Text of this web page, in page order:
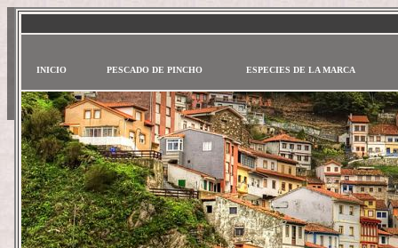
INICIO PESCADO DE PINCHO ESPECIES DE LA MARCA